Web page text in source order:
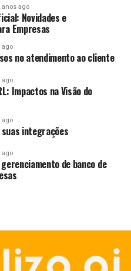
anos ago
Novidades e
Empresas
ago
no atendimento ao cliente
ago
Impactos na Visão do
ago
integrações
ago
de banco de